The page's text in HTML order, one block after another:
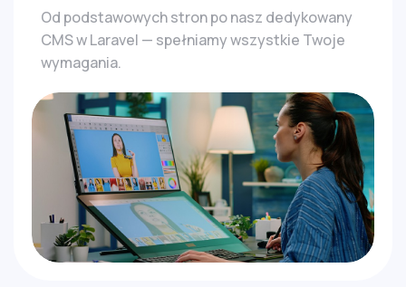
Od podstawowych stron po nasz dedykowany
CMS w Laravel — spełniamy wszystkie Twoje
wymagania.